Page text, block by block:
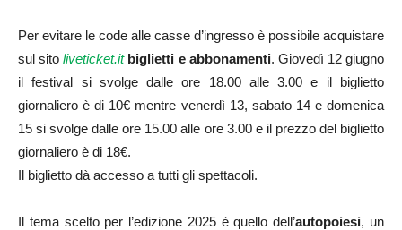
Per evitare le code alle casse d’ingresso è possibile acquistare
sul sitoliveticket.it biglietti e abbonamenti. Giovedì 12 giugno
il festival si svolge dalle ore 18.00 alle 3.00 e il biglietto
giornaliero è di 10€ mentre venerdì 13, sabato 14 e domenica
15 si svolge dalle ore 15.00 alle ore 3.00 e il prezzo del biglietto
giornaliero è di 18€.
Il biglietto dà accesso a tutti gli spettacoli.
Il tema scelto per l’edizione 2025 è quello dell’autopoiesi, un